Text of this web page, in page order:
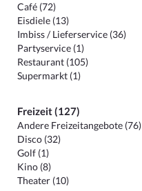
Café (72)
Eisdiele (13)
Imbiss / Lieferservice (36)
Partyservice (1)
Restaurant (105)
Supermarkt (1)
Freizeit (127)
Andere Freizeitangebote (76)
Disco (32)
Golf (1)
Kino (8)
Theater (10)